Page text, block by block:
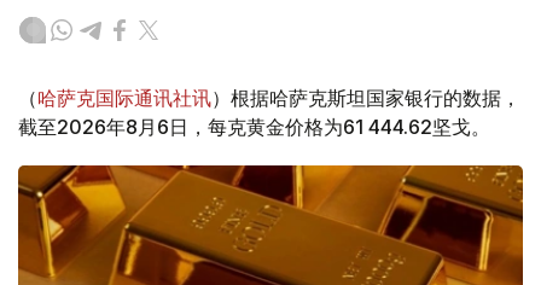
（哈萨克国际通讯社讯）根据哈萨克斯坦国家银行的数据，
截至2026年8月6日，每克黄金价格为61 444.62坚戈。